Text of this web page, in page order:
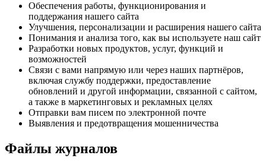
Обеспечения работы, функционирования и
поддержания нашего сайта
Улучшения, персонализации и расширения нашего сайта
Понимания и анализа того, как вы используете наш сайт
Разработки новых продуктов, услуг, функций и
возможностей
Связи с вами напрямую или через наших партнёров,
включая службу поддержки, предоставление
обновлений и другой информации, связанной с сайтом,
а также в маркетинговых и рекламных целях
Отправки вам писем по электронной почте
Выявления и предотвращения мошенничества
Файлы журналов